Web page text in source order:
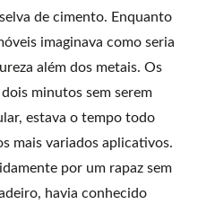
de cimento. Enquanto
imaginava como seria
além dos metais. Os
minutos sem serem
estava o tempo todo
mais variados aplicativos.
por um rapaz sem
havia conhecido